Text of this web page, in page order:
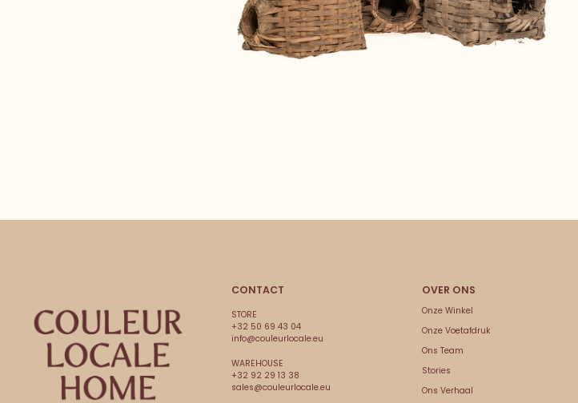
CONTACT
STORE
+32 50 69 43 04
info@couleurlocale.eu
WAREHOUSE
+32 92 29 13 38
sales@couleurlocale.eu
Onze Winkel
Onze Voetafdruk
Ons Team
Stories
Ons Verhaal